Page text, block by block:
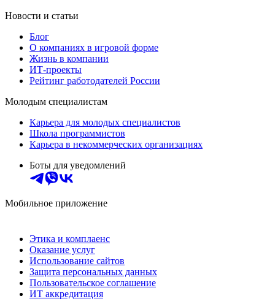
Новости и статьи
Блог
О компаниях в игровой форме
Жизнь в компании
ИТ-проекты
Рейтинг работодателей России
Молодым специалистам
Карьера для молодых специалистов
Школа программистов
Карьера в некоммерческих организациях
Боты для уведомлений
Мобильное приложение
Этика и комплаенс
Оказание услуг
Использование сайтов
Защита персональных данных
Пользовательское соглашение
ИТ аккредитация